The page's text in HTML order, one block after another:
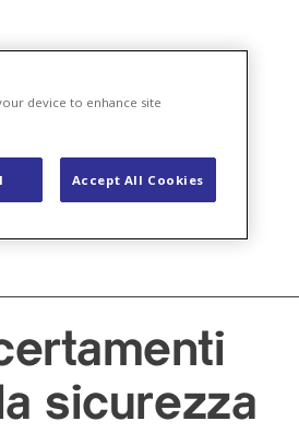
sicurezza
device to enhance site
Accept All Cookies